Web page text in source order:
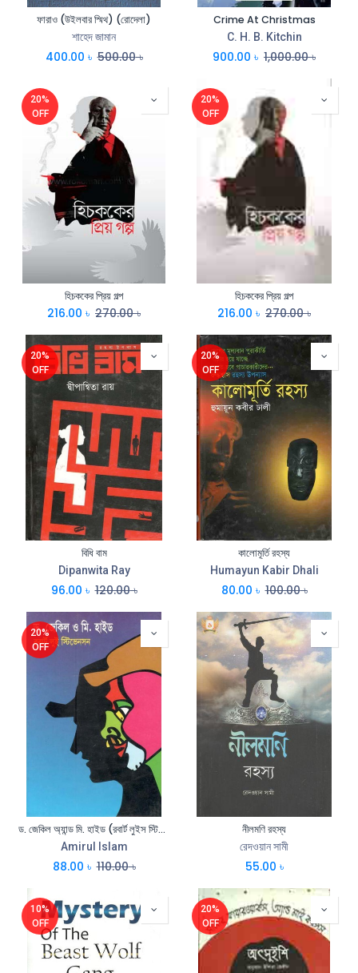
ফারাও (উইলবার স্মিথ) (রোদেলা)
শাহেদ জামান
400.00 ৳ 500.00৳
Crime At Christmas
C. H. B. Kitchin
900.00 ৳ 1,000.00৳
20%
OFF
হিচককের প্রিয় গল্প
216.00 ৳ 270.00৳
20%
OFF
হিচককের প্রিয় গল্প
216.00 ৳ 270.00৳
20%
OFF
বিধি বাম
Dipanwita Ray
96.00 ৳ 120.00৳
20%
OFF
কালোমূর্তি রহস্য
Humayun Kabir Dhali
80.00 ৳ 100.00৳
20%
OFF
ড. জেকিল অ্যান্ড মি. হাইড (রবার্ট লুইস স্টিভেনসন) (বিএসকে)
Amirul Islam
88.00 ৳ 110.00৳
নীলমণি রহস্য
রেদওয়ান সামী
55.00 ৳
10%
OFF
20%
OFF